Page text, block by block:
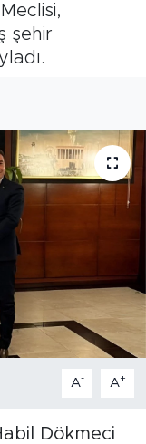
şehir
A- A+
Dökmeci